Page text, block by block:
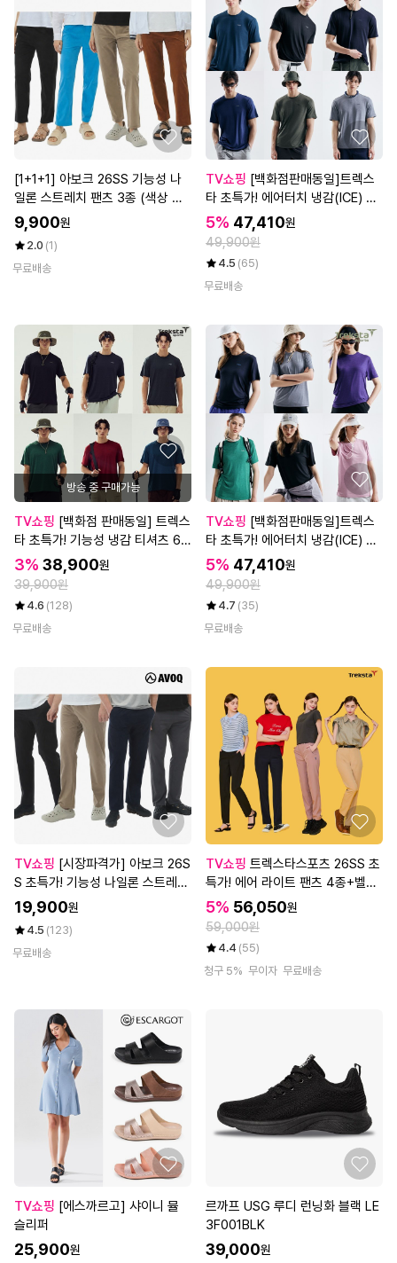
[1+1+1] 아보크 26SS 기능성 나
일론 스트레치 팬츠 3종 (색상 랜
덤배송, 남녀 선택)
9,900원
2.0 (1)
무료배송
TV쇼핑
타 초특가! 에어터치 냉감(ICE) 티
셔츠 6종, 남성
5% 47,410원
49,900원
4.5 (65)
무료배송
방송 중 구매가능
TV쇼핑
타 초특가! 기능성 냉감 티셔츠 6
종, 남녀공용
3% 38,900원
39,900원
4.6 (128)
무료배송
TV쇼핑
타 초특가! 에어터치 냉감(ICE) 티
셔츠 6종, 여성
5% 47,410원
49,900원
4.7 (35)
무료배송
TV쇼핑
S 초특가! 기능성 나일론 스트레치
팬츠 4종, 남성
19,900원
4.5 (123)
무료배송
TV쇼핑
특가! 에어 라이트 팬츠 4종+벨트
1종, 여성
5% 56,050원
59,000원
4.4 (55)
청구 5% 무이자 무료배송
TV쇼핑
슬리퍼
25,900원
르까프 USG 루디 런닝화 블랙 LE
3F001BLK
39,000원